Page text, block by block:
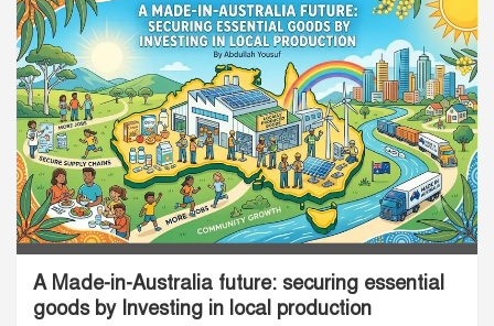
A Made-in-Australia future: securing essential
goods by Investing in local production